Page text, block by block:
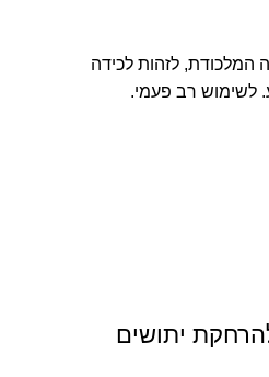
לזהות לכידה
לשימוש רב פעמי.
יתושים